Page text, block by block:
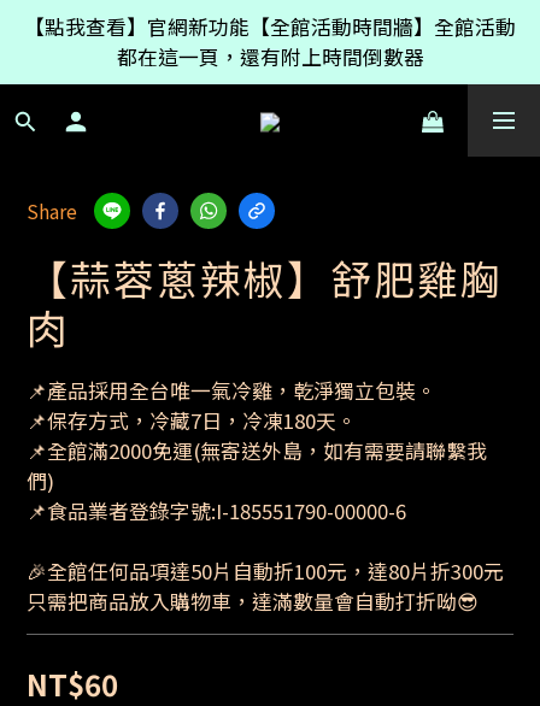
如果只買【女神醬】產品999免運，有其它冷凍商品的
話則是原本的2200免運
【點我查看】官網新功能【全館活動時間牆】全館活動
都在這一頁，還有附上時間倒數器
如果只買【女神醬】產品999免運，有其它冷凍商品的
話則是原本的2200免運
Share
【蒜蓉蔥辣椒】舒肥雞胸
肉
📌產品採用全台唯一氣冷雞，乾淨獨立包裝。
📌保存方式，冷藏7日，冷凍180天。
📌全館滿2000免運(無寄送外島，如有需要請聯繫我
們)
📌食品業者登錄字號:I-185551790-00000-6
🎉全館任何品項達50片自動折100元，達80片折300元
只需把商品放入購物車，達滿數量會自動打折呦😎
NT$60